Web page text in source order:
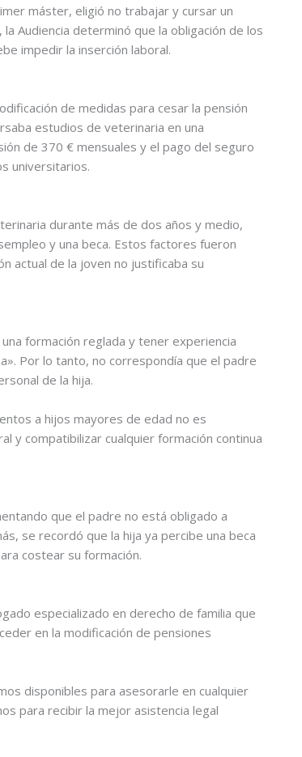
máster, eligió no trabajar y cursar un
Audiencia determinó que la obligación de los
impedir la inserción laboral.
de medidas para cesar la pensión
estudios de veterinaria en una
de 370 € mensuales y el pago del seguro
universitarios.
durante más de dos años y medio,
y una beca. Estos factores fueron
actual de la joven no justificaba su
formación reglada y tener experiencia
Por lo tanto, no correspondía que el padre
de la hija.
a hijos mayores de edad no es
y compatibilizar cualquier formación continua
que el padre no está obligado a
se recordó que la hija ya percibe una beca
costear su formación.
especializado en derecho de familia que
en la modificación de pensiones
disponibles para asesorarle en cualquier
para recibir la mejor asistencia legal